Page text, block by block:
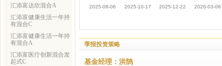
汇添富达欣混合A
汇添富健康生活一年持
有混合C
汇添富健康生活一年持
有混合A
汇添富医疗创新混合发
起式C
季报投资策略
基金经理：洪鹄